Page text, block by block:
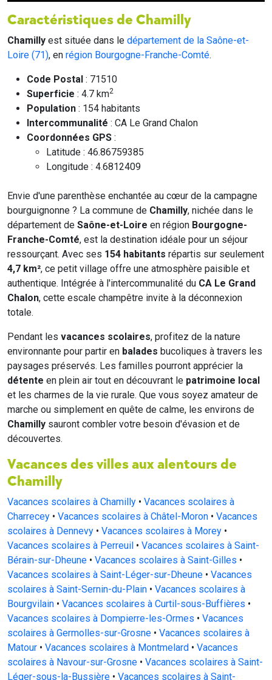
Caractéristiques de Chamilly
Chamilly est située dans le département de la Saône-et-
Loire (71), en région Bourgogne-Franche-Comté.
Code Postal : 71510
Superficie : 4.7 km2
Population : 154 habitants
Intercommunalité : CA Le Grand Chalon
Coordonnées GPS :
Latitude : 46.86759385
Longitude : 4.6812409
Envie d'une parenthèse enchantée au cœur de la campagne
bourguignonne ? La commune de Chamilly, nichée dans le
département de Saône-et-Loire en région Bourgogne-
Franche-Comté, est la destination idéale pour un séjour
ressourçant. Avec ses 154 habitants répartis sur seulement
4,7 km², ce petit village offre une atmosphère paisible et
authentique. Intégrée à l'intercommunalité du CA Le Grand
Chalon, cette escale champêtre invite à la déconnexion
totale.
Pendant les vacances scolaires, profitez de la nature
environnante pour partir en balades bucoliques à travers les
paysages préservés. Les familles pourront apprécier la
détente en plein air tout en découvrant le patrimoine local
et les charmes de la vie rurale. Que vous soyez amateur de
marche ou simplement en quête de calme, les environs de
Chamilly sauront combler votre besoin d'évasion et de
découvertes.
Vacances des villes aux alentours de
Chamilly
Vacances scolaires à Chamilly • Vacances scolaires à
Charrecey • Vacances scolaires à Châtel-Moron • Vacances
scolaires à Dennevy • Vacances scolaires à Morey •
Vacances scolaires à Perreuil • Vacances scolaires à Saint-
Bérain-sur-Dheune • Vacances scolaires à Saint-Gilles •
Vacances scolaires à Saint-Léger-sur-Dheune • Vacances
scolaires à Saint-Sernin-du-Plain • Vacances scolaires à
Bourgvilain • Vacances scolaires à Curtil-sous-Buffières •
Vacances scolaires à Dompierre-les-Ormes • Vacances
scolaires à Germolles-sur-Grosne • Vacances scolaires à
Matour • Vacances scolaires à Montmelard • Vacances
scolaires à Navour-sur-Grosne • Vacances scolaires à Saint-
Léger-sous-la-Bussière • Vacances scolaires à Saint-